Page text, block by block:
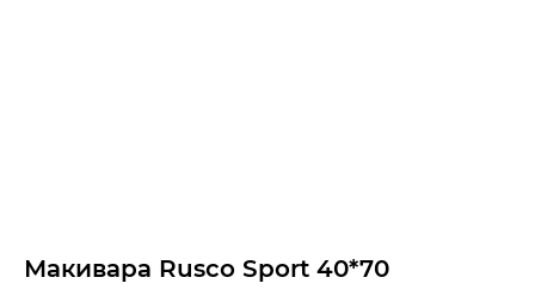
Макивара Rusco Sport 40*70